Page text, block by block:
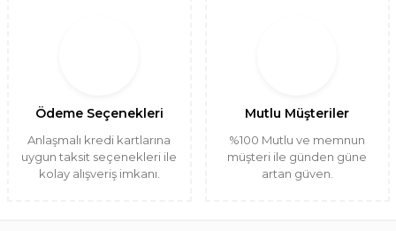
Ödeme Seçenekleri
Anlaşmalı kredi kartlarına
uygun taksit seçenekleri ile
kolay alışveriş imkanı.
Mutlu Müşteriler
%100 Mutlu ve memnun
müşteri ile günden güne
artan güven.